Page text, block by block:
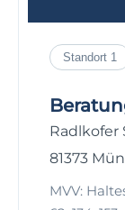
Standort 1
Radlkofer
81373
MVV: